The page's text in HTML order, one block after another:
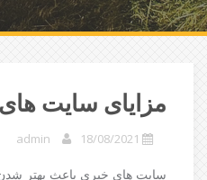
مزایای سایت
18/08/2021
admin
سایت های خبری باعث بهتر